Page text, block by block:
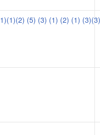
(5) (3) (1) (2) (1)